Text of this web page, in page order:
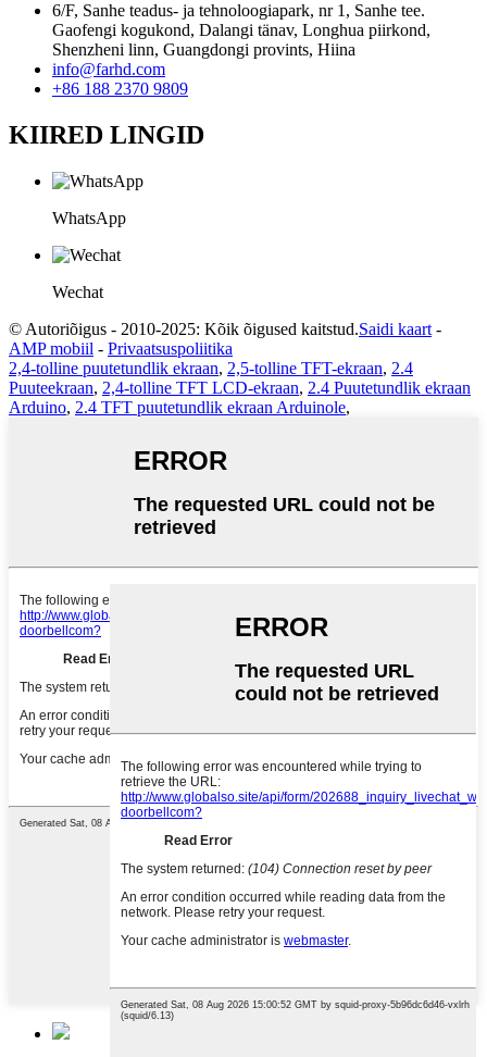
6/F, Sanhe teadus- ja tehnoloogiapark, nr 1, Sanhe tee.
Gaofengi kogukond, Dalangi tänav, Longhua piirkond,
Shenzheni linn, Guangdongi provints, Hiina
info@farhd.com
+86 188 2370 9809
KIIRED LINGID
WhatsApp
Wechat
© Autoriõigus - 2010-2025: Kõik õigused kaitstud.Saidi kaart -
AMP mobiil - Privaatsuspoliitika
2,4-tolline puutetundlik ekraan, 2,5-tolline TFT-ekraan, 2.4
Puuteekraan, 2,4-tolline TFT LCD-ekraan, 2.4 Puutetundlik ekraan
Arduino, 2.4 TFT puutetundlik ekraan Arduinole,